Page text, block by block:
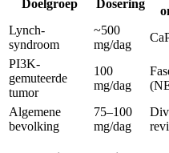
Doelgroep Dosering
Lynch-
syndroom
~500
mg/dag
PI3K-
gemuteerde
tumor
100
mg/dag
Algemene
bevolking
75–100
mg/dag